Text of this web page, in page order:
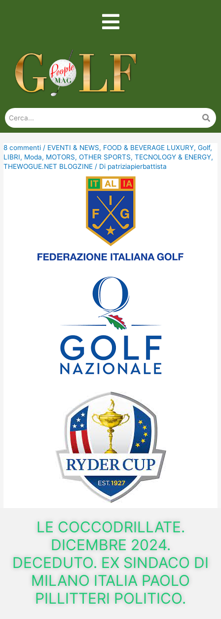
8 commenti / EVENTI & NEWS, FOOD & BEVERAGE LUXURY,Golf,
LIBRI, Moda, MOTORS,OTHER SPORTS,TECNOLOGY & ENERGY,
THEWOGUE.NET BLOGZINE / Di patriziapierbattista
LE COCCODRILLATE.
DICEMBRE 2024.
DECEDUTO. EX SINDACO DI
MILANO ITALIA PAOLO
PILLITTERI POLITICO.